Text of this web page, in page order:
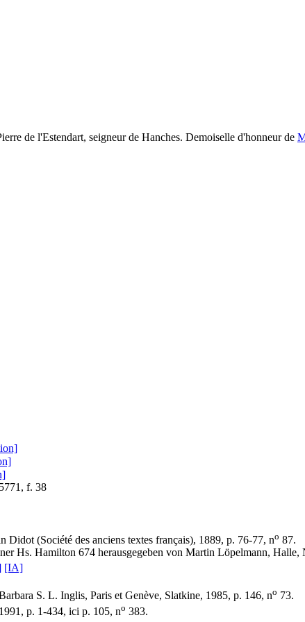
de l'Estendart, seigneur de Hanches. Demoiselle d'honneur de
f. 38
Didot (Société des anciens textes français), 1889, p. 76-77, no 87.
Hs. Hamilton 674 herausgegeben von Martin Löpelmann, Halle,
[IA]
S. L. Inglis, Paris et Genève, Slatkine, 1985, p. 146, no 73.
p. 1-434, ici p. 105, no 383.